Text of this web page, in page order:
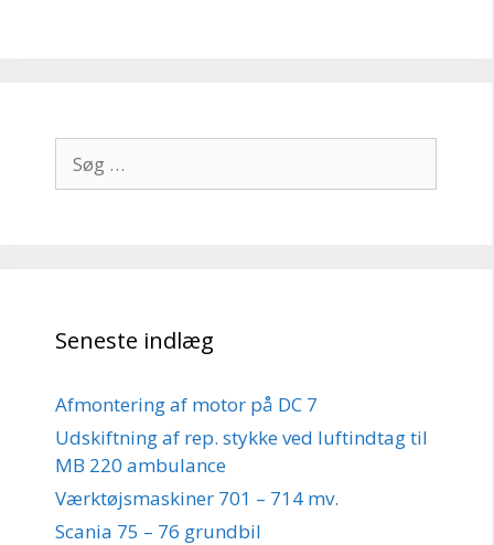
efter:
Seneste indlæg
Afmontering af motor på DC 7
Udskiftning af rep. stykke ved luftindtag til
MB 220 ambulance
Værktøjsmaskiner 701 – 714 mv.
Scania 75 – 76 grundbil